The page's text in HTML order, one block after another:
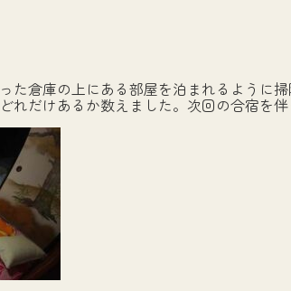
た倉庫の上にある部屋を泊まれるように
れだけあるか数えました。次回の合宿を